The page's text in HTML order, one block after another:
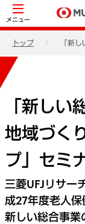
メニュー
トップ 「新
「新し
地域づく
プ」セミ
三菱UFJリサー
成27年度老人
新しい総合事業